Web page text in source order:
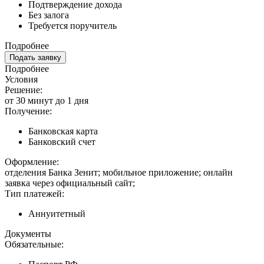
Подтверждение дохода
Без залога
Требуется поручитель
Подробнее
Подать заявку
Подробнее
Условия
Решение:
от 30 минут до 1 дня
Получение:
Банковская карта
Банковский счет
Оформление:
отделения Банка Зенит; мобильное приложение; онлайн
заявка через официальный сайт;
Тип платежей:
Аннуитетный
Документы
Обязательные: